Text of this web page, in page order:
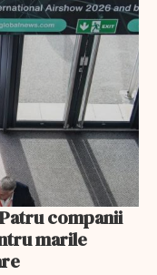
companii
marile